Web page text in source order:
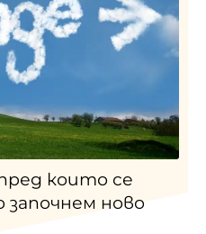
които се
започнем ново